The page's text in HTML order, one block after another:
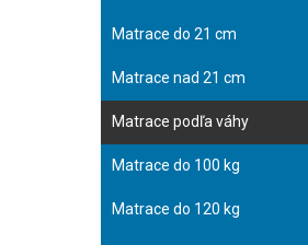
Matrace do 21 cm
Matrace nad 21 cm
Matrace podľa váhy
Matrace do 100 kg
Matrace do 120 kg